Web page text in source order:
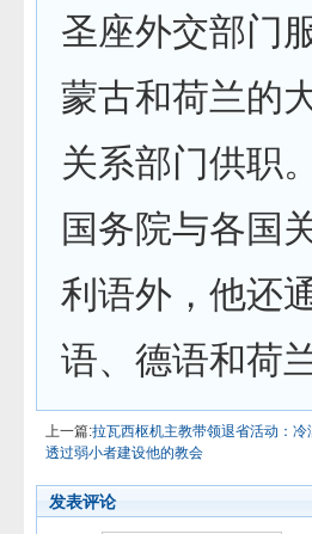
圣座外交部门
蒙古和荷兰的
关系部门供职
国务院与各国
利语外，他还
语、德语和荷
上一篇:拉瓦西枢机主教带领退省活动：
透过弱小者建设他的教会
发表评论